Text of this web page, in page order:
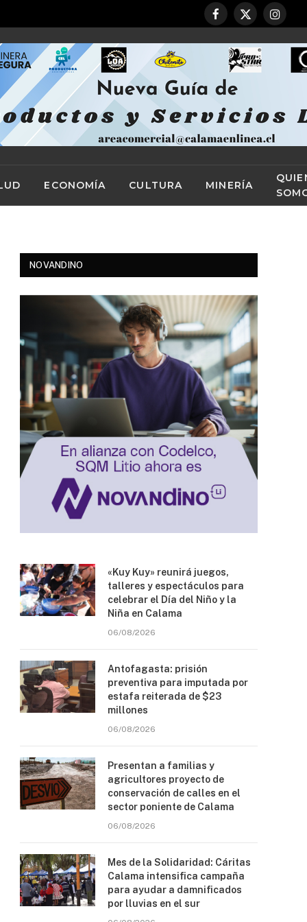
Facebook
X
ECONOMÍA CULTURA MINERÍA
NOVANDINO
«Kuy Kuy» reunirá juegos,
talleres y espectáculos para
celebrar el Día del Niño y la
Niña en Calama
06/08/2026
Antofagasta: prisión
preventiva para imputada por
estafa reiterada de $23
millones
06/08/2026
Presentan a familias y
agricultores proyecto de
conservación de calles en el
sector poniente de Calama
06/08/2026
Mes de la Solidaridad: Cáritas
Calama intensifica campaña
para ayudar a damnificados
por lluvias en el sur